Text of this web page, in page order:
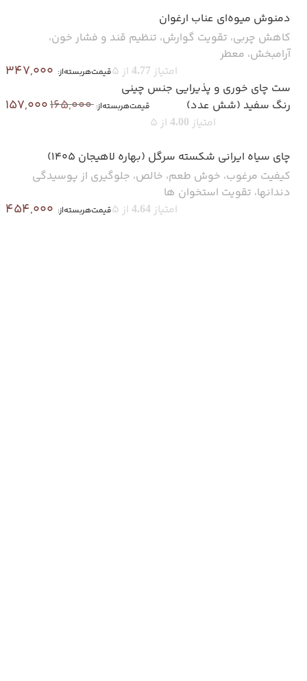
دمنوش میوه‌ای عناب ارغوان
کاهش چربی، تقویت گوارش، تنظیم قند و فشار خون،
آرامبخش، معطر
قیمت‌هر‌بسته‌از: 347,000 امتیاز 4.77 از 5
ست چای خوری و پذیرایی جنس چینی
رنگ سفید (شش عدد)
قیمت‌هر‌بسته‌از: 165,000
157,000
امتیاز 4.00 از 5
چای سیاه ایرانی شکسته سرگل (بهاره لاهیجان 1405)
کیفیت مرغوب، خوش طعم، خالص، جلوگیری از پوسیدگی
دندانها، تقویت استخوان ها
قیمت‌هر‌بسته‌از: 454,000 امتیاز 4.64 از 5